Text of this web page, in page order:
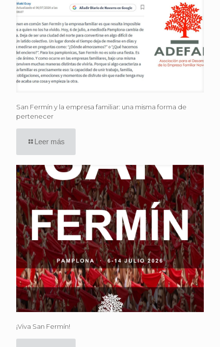
San Fermín y la empresa familiar: una misma forma de
pertenecer
Leer más
¡Viva San Fermín!